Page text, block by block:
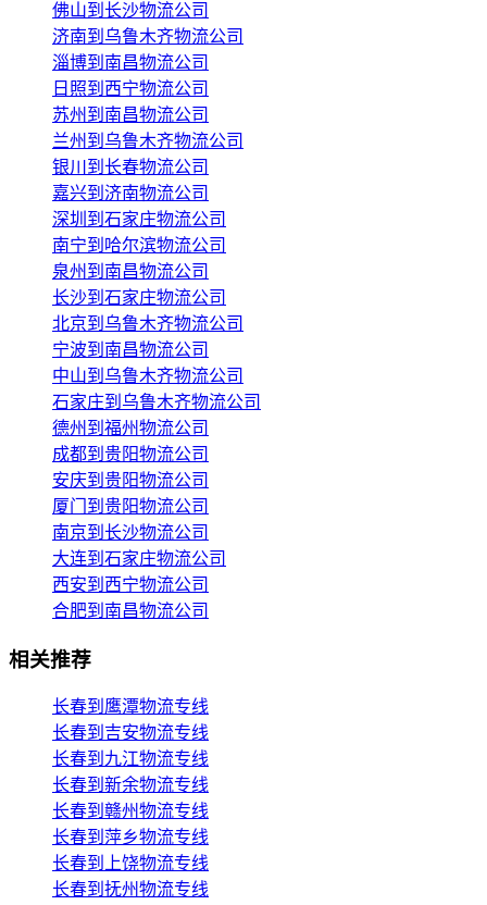
佛山到长沙物流公司
济南到乌鲁木齐物流公司
淄博到南昌物流公司
日照到西宁物流公司
苏州到南昌物流公司
兰州到乌鲁木齐物流公司
银川到长春物流公司
嘉兴到济南物流公司
深圳到石家庄物流公司
南宁到哈尔滨物流公司
泉州到南昌物流公司
长沙到石家庄物流公司
北京到乌鲁木齐物流公司
宁波到南昌物流公司
中山到乌鲁木齐物流公司
石家庄到乌鲁木齐物流公司
德州到福州物流公司
成都到贵阳物流公司
安庆到贵阳物流公司
厦门到贵阳物流公司
南京到长沙物流公司
大连到石家庄物流公司
西安到西宁物流公司
合肥到南昌物流公司
相关推荐
长春到鹰潭物流专线
长春到吉安物流专线
长春到九江物流专线
长春到新余物流专线
长春到赣州物流专线
长春到萍乡物流专线
长春到上饶物流专线
长春到抚州物流专线